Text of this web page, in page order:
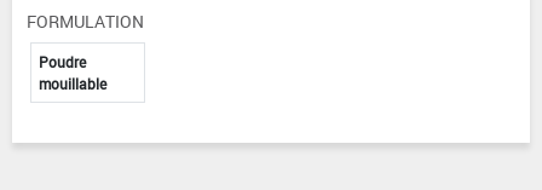
FORMULATION
Poudre
mouillable